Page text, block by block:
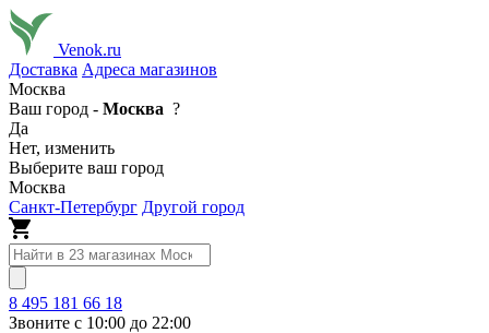
Venok.ru
Доставка Адреса магазинов
Москва
Ваш город - Москва ?
Да
Нет, изменить
Выберите ваш город
Москва
Санкт-Петербург Другой город
8 495 181 66 18
Звоните с 10:00 до 22:00